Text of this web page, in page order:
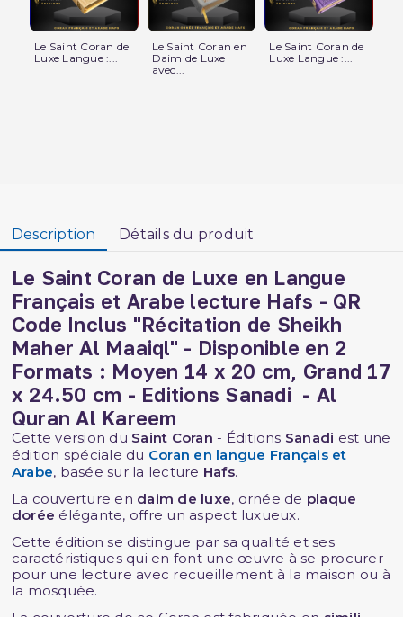
Le Saint Coran de
Luxe Langue :...
Le Saint Coran en
Daim de Luxe
avec...
Le Saint Coran de
Luxe Langue :...
Description Détails du produit
Le Saint Coran de Luxe en Langue
Français et Arabe lecture Hafs - QR
Code Inclus "Récitation de Sheikh
Maher Al Maaiql" - Disponible en 2
Formats : Moyen 14 x 20 cm, Grand 17
x 24.50 cm - Editions Sanadi - Al
Quran Al Kareem
Cette version du Saint Coran - Éditions Sanadi est une
édition spéciale du Coran en langue Français et
Arabe, basée sur la lecture Hafs.
La couverture en daim de luxe, ornée de plaque
dorée élégante, offre un aspect luxueux.
Cette édition se distingue par sa qualité et ses
caractéristiques qui en font une œuvre à se procurer
pour une lecture avec recueillement à la maison ou à
la mosquée.